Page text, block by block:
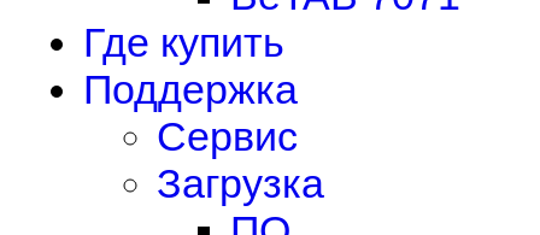
Где купить
Поддержка
Сервис
Загрузка